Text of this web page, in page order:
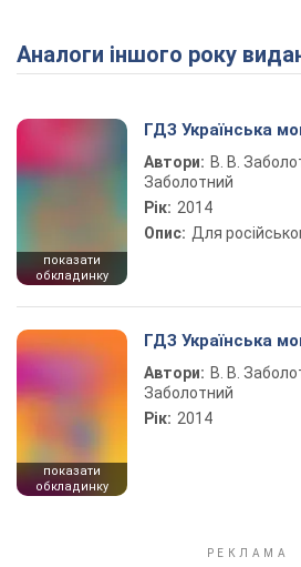
Аналоги іншого року
показати
обкладинку
ГДЗ Українська
Автори: В. В.
Заболотний
Рік: 2014
Опис: Для
показати
обкладинку
ГДЗ Українська
Автори: В. В.
Заболотний
Рік: 2014